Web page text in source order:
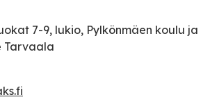
7-9, lukio, Pylkönmäen koulu ja
Tarvaala